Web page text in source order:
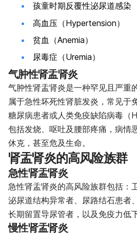
孩童时期反覆性泌尿道感染
高血压（Hypertension）
贫血（Anemia）
尿毒症（Uremia）
气肿性肾盂肾炎
气肿性肾盂肾炎是一种罕见且严重
属于急性坏死性肾脏发炎，常见于
糖尿病患者或人类免疫缺陷病毒（
包括发烧、呕吐及腰部疼痛，病情
休克，甚至危及生命。
肾盂肾炎的高风险族群
急性肾盂肾炎
急性肾盂肾炎的高风险族群包括：
泌尿道结构异常者、尿路结石患者
长期留置导尿管者，以及免疫力低
慢性肾盂肾炎